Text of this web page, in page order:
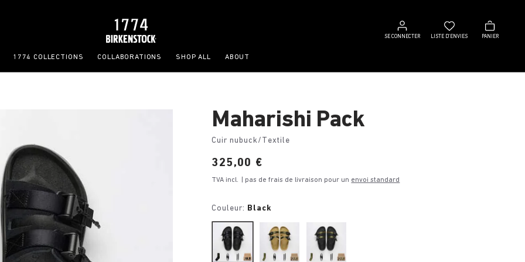
SE CONNECTER
connecter
LISTE D’ENVIES
Liste
d’envies
PANIER
Panier
1774 COLLECTIONS COLLABORATIONS SHOP ALL ABOUT
Maharishi Pack
Cuir nubuck/Textile
Price:
325,00 €
TVA incl. | pas de frais de livraison pour un envoi standard
Couleur: Black